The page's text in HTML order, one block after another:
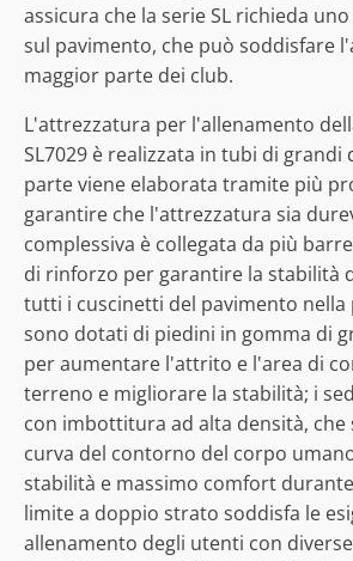
assicura che la serie SL richieda
sul pavimento, che può soddisfare
maggior parte dei club.
L'attrezzatura per l'allenamento
SL7029 è realizzata in tubi di grandi
parte viene elaborata tramite più
garantire che l'attrezzatura sia
complessiva è collegata da più
di rinforzo per garantire la stabilità
tutti i cuscinetti del pavimento
sono dotati di piedini in gomma di
per aumentare l'attrito e l'area di
terreno e migliorare la stabilità; i
con imbottitura ad alta densità, che
curva del contorno del corpo
stabilità e massimo comfort
limite a doppio strato soddisfa le
allenamento degli utenti con